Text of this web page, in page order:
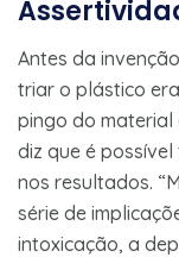
Antes da
triar o plástico
pingo do material
diz que é
nos resultados.
série de
intoxicação, a